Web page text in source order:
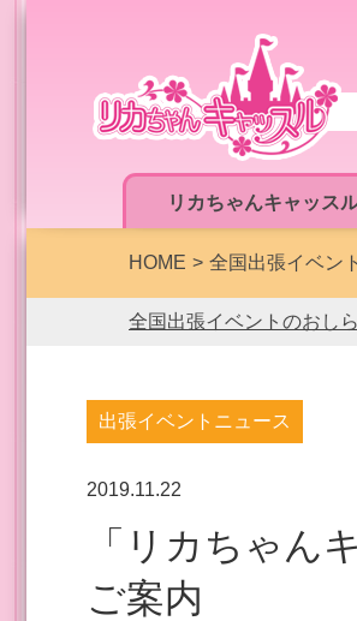
リカちゃんキャッス
HOME 全国出張イベン
全国出張イベントのおし
出張イベントニュース
2019.11.22
「リカちゃんキャッスル in 宝塚阪急」製品再入荷の
ご案内